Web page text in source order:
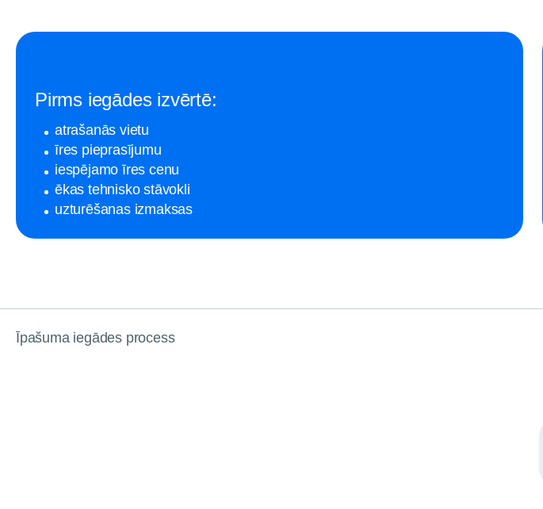
Pirms iegādes izvērtē:
atrašanās vietu
īres pieprasījumu
iespējamo īres cenu
ēkas tehnisko stāvokli
uzturēšanas izmaksas
Īpašuma iegādes process